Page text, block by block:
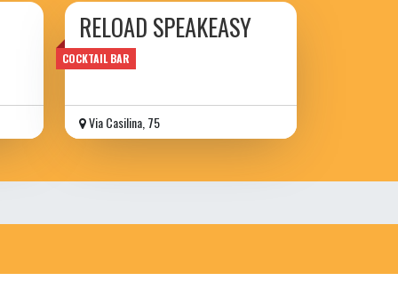
COCKTAIL BAR
RELOAD SPEAKEASY
Via Casilina, 75